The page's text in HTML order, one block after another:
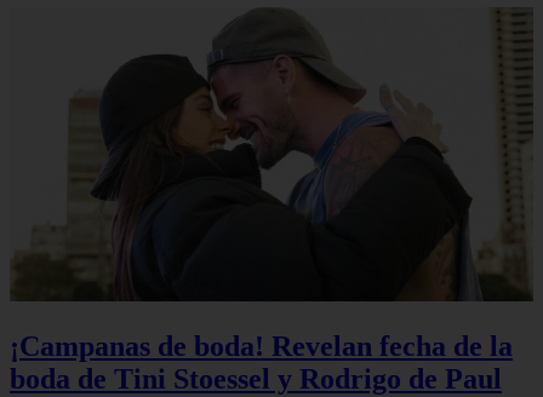
¡Campanas de boda! Revelan fecha de la
boda de Tini Stoessel y Rodrigo de Paul